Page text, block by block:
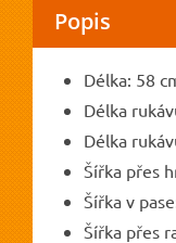
Popis
Délka: 58
Délka
Délka
Šířka přes
Šířka v
Šířka přes